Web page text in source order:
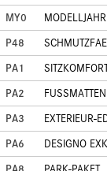
MY0
MODELLJAHR
P48
PA1
PA2
PA3
EXTERIEUR-
PA6
DESIGNO